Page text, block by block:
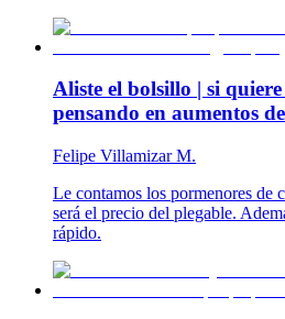
Aliste el bolsillo | si
pensando en aumentos
Felipe Villamizar M.
Le contamos los pormenores de
será el precio del plegable.
rápido.